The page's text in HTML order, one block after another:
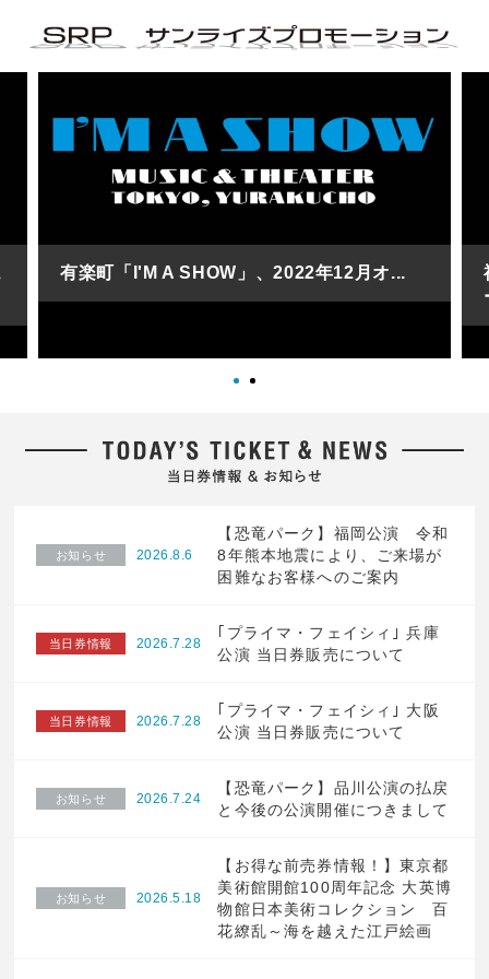
有楽町「I'M A SHOW」、2022年12月オ...
お知らせ 2026.8.6
【恐竜パーク】福岡公演 令和
8年熊本地震により、ご来場が
困難なお客様へのご案内
当日券情報 2026.7.28
｢プライマ・フェイシィ｣ 兵庫
公演 当日券販売について
当日券情報 2026.7.28
｢プライマ・フェイシィ｣ 大阪
公演 当日券販売について
お知らせ 2026.7.24
【恐竜パーク】品川公演の払戻
と今後の公演開催につきまして
お知らせ 2026.5.18
【お得な前売券情報！】東京都
美術館開館100周年記念 大英博
物館日本美術コレクション 百
花繚乱～海を越えた江戸絵画